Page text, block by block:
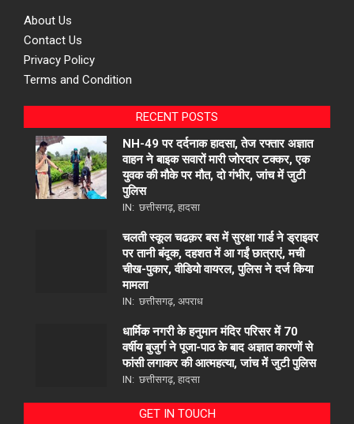
About Us
Contact Us
Privacy Policy
Terms and Condition
RECENT POSTS
NH-49 पर दर्दनाक हादसा, तेज रफ्तार अज्ञात
वाहन ने बाइक सवारों मारी जोरदार टक्कर, एक
युवक की मौके पर मौत, दो गंभीर, जांच में जुटी
पुलिस
IN: छत्तीसगढ़ हादसा
चलती स्कूल चढक़र बस में सुरक्षा गार्ड ने ड्राइवर
पर तानी बंदूक, दहशत में आ गईं छात्राएं, मची
चीख-पुकार, वीडियो वायरल, पुलिस ने दर्ज किया
मामला
IN: छत्तीसगढ़ अपराध
धार्मिक नगरी के हनुमान मंदिर परिसर में 70
वर्षीय बुजुर्ग ने पूजा-पाठ के बाद अज्ञात कारणों से
फांसी लगाकर की आत्महत्या, जांच में जुटी पुलिस
IN: छत्तीसगढ़ हादसा
GET IN TOUCH